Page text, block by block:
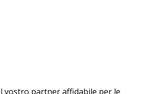
vostro partner affidabile per le